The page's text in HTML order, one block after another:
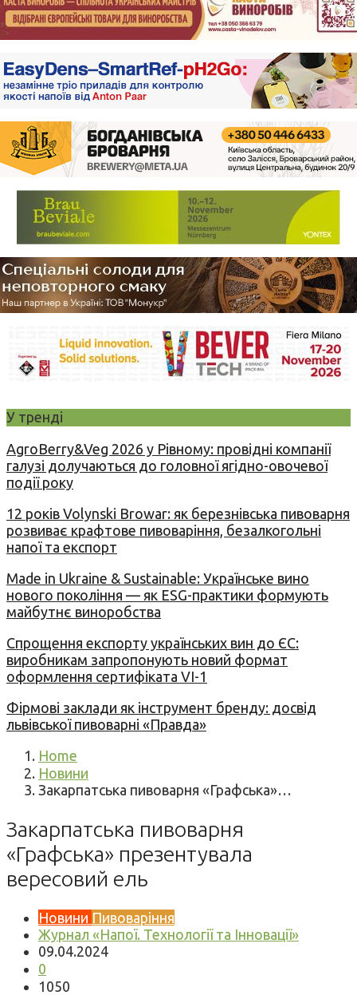
У тренді
AgroBerry&Veg 2026 у Рівному: провідні компанії
галузі долучаються до головної ягідно-овочевої
події року
12 років Volynski Browar: як березнівська пивоварня
розвиває крафтове пивоваріння, безалкогольні
напої та експорт
Made in Ukraine & Sustainable: Українське вино
нового покоління — як ESG-практики формують
майбутнє виноробства
Спрощення експорту українських вин до ЄС:
виробникам запропонують новий формат
оформлення сертифіката VI-1
Фірмові заклади як інструмент бренду: досвід
львівської пивоварні «Правда»
Home
Новини
Закарпатська пивоварня «Графська»…
Закарпатська пивоварня
«Графська» презентувала
вересовий ель
Новини Пивоваріння
Журнал «Напої. Технології та Інновації»
09.04.2024
0
1050